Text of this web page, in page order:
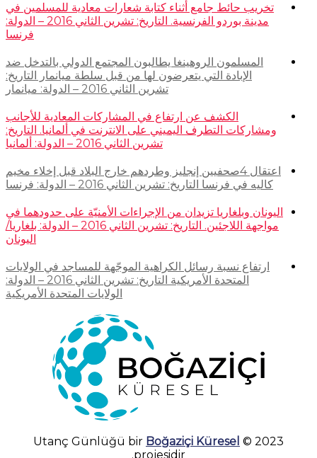
تخريب حائط جامع أثناء كتابة شعارات معادية للمسلمين في
مدينة بوردو الفرنسية. التاريخ: تشرين الثاني 2016 – الدولة:
فرنسا
المسلمون الروهينغا يطالبون المجتمع الدولي بالتدخل ضد
الإبادة التي يتعرضون لها من قبل سلطة ميانمار التاريخ:
تشرين الثاني 2016 – الدولة: ميانمار
الكشف عن ارتفاع في المشاركات المعادية للأجانب
ومشاركات التطرف اليميني على الانترنت في ألمانيا. التاريخ:
تشرين الثاني 2016 – الدولة: ألمانيا
اعتقال 4صحفيين إنجليز وطردهم خارج البلاد قبل إخلاء مخيم
كاليه في فرنسا التاريخ: تشرين الثاني 2016 – الدولة: فرنسا
اليونان وبلغاريا تزيدان من الإجراءات الأمنيّة على حدودهما في
مواجهة اللاجئين. التاريخ: تشرين الثاني 2016 – الدولة: بلغاريا/
اليونان
ارتفاع نسبة رسائل الكراهية الموجّهة للمساجد في الولايات
المتحدة الأمريكية التاريخ: تشرين الثاني 2016 – الدولة:
الولايات المتحدة الأمريكية
2023 © Utanç Günlüğü bir
Boğaziçi Küresel
projesidir.